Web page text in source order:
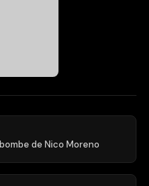
de Nico Moreno